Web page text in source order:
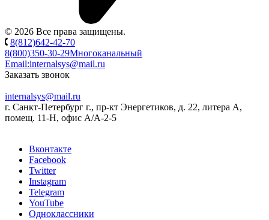
© 2026 Все права защищены.
8(812)642-42-70
8(800)350-30-29Многоканальный
Email:internalsys@mail.ru
Заказать звонок
internalsys@mail.ru
г. Санкт-Петербург г., пр-кт Энергетиков, д. 22, литера А,
помещ. 11-Н, офис А/А-2-5
Вконтакте
Facebook
Twitter
Instagram
Telegram
YouTube
Одноклассники